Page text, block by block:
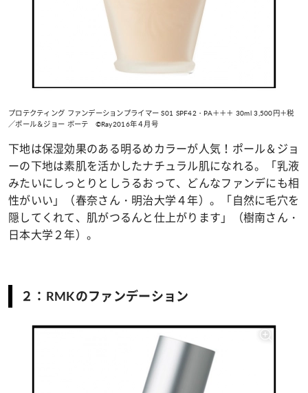
プロテクティング ファンデーションプライマー S01 SPF42・PA＋＋＋ 30ml 3,500円＋税
／ポール＆ジョー ボーテ ©Ray2016年４月号
下地は保湿効果のある明るめカラーが人気！ポール＆ジョ
ーの下地は素肌を活かしたナチュラル肌になれる。「乳液
みたいにしっとりとしうるおって、どんなファンデにも相
性がいい」（春奈さん・明治大学４年）。「自然に毛穴を
隠してくれて、肌がつるんと仕上がります」（樹南さん・
日本大学２年）。
２：RMKのファンデーション